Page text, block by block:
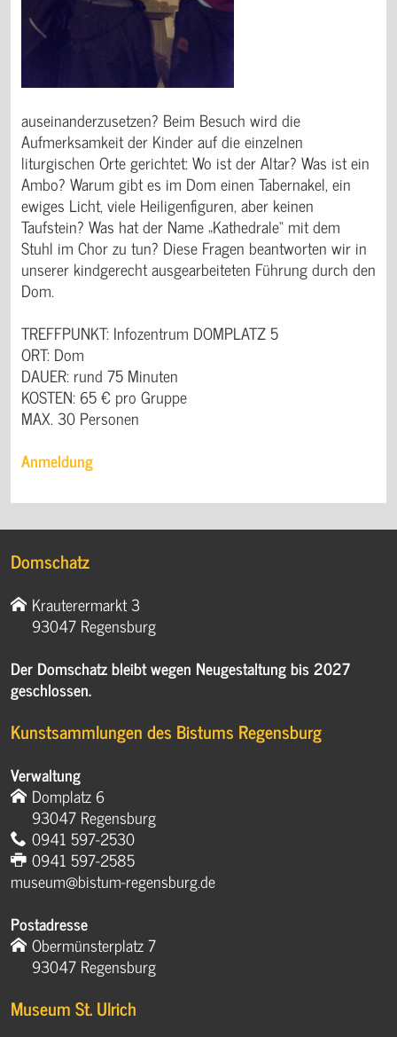
auseinanderzusetzen? Beim Besuch wird die
Aufmerksamkeit der Kinder auf die einzelnen
liturgischen Orte gerichtet: Wo ist der Altar? Was ist ein
Ambo? Warum gibt es im Dom einen Tabernakel, ein
ewiges Licht, viele Heiligenfiguren, aber keinen
Taufstein? Was hat der Name „Kathedrale“ mit dem
Stuhl im Chor zu tun? Diese Fragen beantworten wir in
unserer kindgerecht ausgearbeiteten Führung durch den
Dom.
TREFFPUNKT: Infozentrum DOMPLATZ 5
ORT: Dom
DAUER: rund 75 Minuten
KOSTEN: 65 € pro Gruppe
MAX. 30 Personen
Anmeldung
Domschatz
Krauterermarkt 3
93047 Regensburg
Der Domschatz bleibt wegen Neugestaltung bis 2027
geschlossen.
Kunstsammlungen des Bistums Regensburg
Verwaltung
Domplatz 6
93047 Regensburg
0941 597-2530
0941 597-2585
museum@bistum-regensburg.de
Postadresse
Obermünsterplatz 7
93047 Regensburg
Museum St. Ulrich